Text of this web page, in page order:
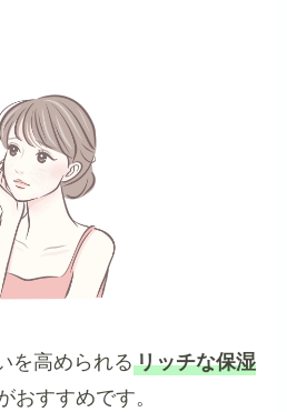
を高められるリッチな保湿
おすすめです。